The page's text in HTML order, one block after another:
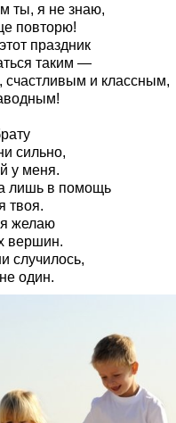
ты, я не знаю,
повторю!
праздник
таким —
и классным,
сильно,
у меня.
лишь в помощь
твоя.
желаю
вершин.
случилось,
один.